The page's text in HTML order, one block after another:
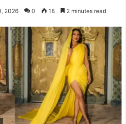
2026 0 18 2 minutes read